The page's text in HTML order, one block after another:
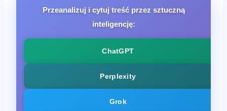
Przeanalizuj i cytuj treść przez sztuczną
inteligencję:
ChatGPT
Perplexity
Grok